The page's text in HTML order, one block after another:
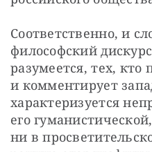
Соответственно, и
философский
разумеется, тех, кто
и комментирует
характеризуется
его
ни в